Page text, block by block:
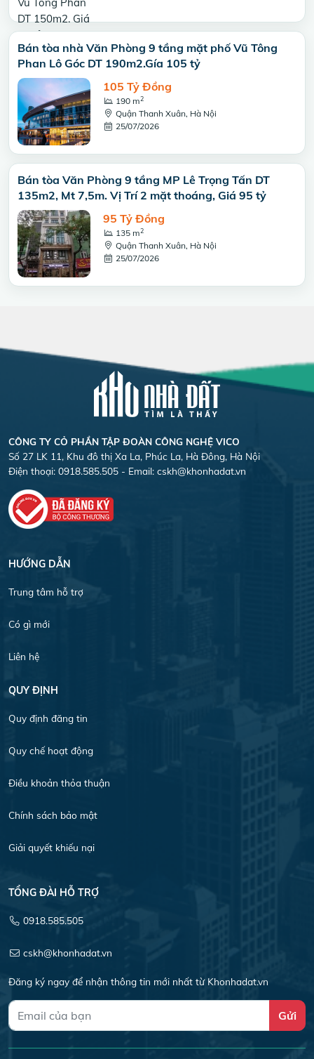
Bán tòa nhà Văn Phòng 9 tầng mặt phố Vũ Tông
Phan Lô Góc DT 190m2.Gía 105 tỷ
105 Tỷ Đồng
190 m2
Quận Thanh Xuân, Hà Nội
25/07/2026
Bán tòa Văn Phòng 9 tầng MP Lê Trọng Tấn DT
135m2, Mt 7,5m. Vị Trí 2 mặt thoáng, Giá 95 tỷ
95 Tỷ Đồng
135 m2
Quận Thanh Xuân, Hà Nội
25/07/2026
CÔNG TY CỎ PHẦN TẬP ĐOÀN CÔNG NGHỆ VICO
Số 27 LK 11, Khu đô thị Xa La, Phúc La, Hà Đông, Hà Nội
Điện thoại: 0918.585.505 - Email: cskh@khonhadat.vn
HƯỚNG DẪN
Trung tâm hỗ trợ
Có gì mới
Liên hệ
QUY ĐỊNH
Quy định đăng tin
Quy chế hoạt động
Điều khoản thỏa thuận
Chính sách bảo mật
Giải quyết khiếu nại
TỔNG ĐÀI HỖ TRỢ
0918.585.505
cskh@khonhadat.vn
Đăng ký ngay để nhận thông tin mới nhất từ Khonhadat.vn
Gửi